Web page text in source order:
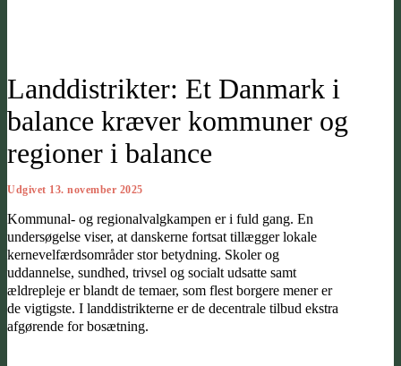
Landdistrikter: Et Danmark i
balance kræver kommuner og
regioner i balance
Udgivet 13. november 2025
Kommunal- og regionalvalgkampen er i fuld gang. En
undersøgelse viser, at danskerne fortsat tillægger lokale
kernevelfærdsområder stor betydning. Skoler og
uddannelse, sundhed, trivsel og socialt udsatte samt
ældrepleje er blandt de temaer, som flest borgere mener er
de vigtigste. I landdistrikterne er de decentrale tilbud ekstra
afgørende for bosætning.